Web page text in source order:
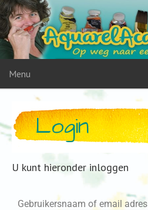
Menu
Login
U kunt hieronder inloggen
Gebruikersnaam of email adres